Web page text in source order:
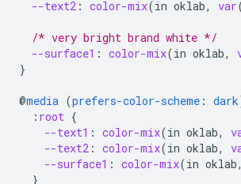
--text2 : color-mix(in oklab, var
/* very bright brand white */
--surface1 : color-mix(in oklab,
}
@media (prefers-color-scheme : dark
: root {
--text1 : color-mix(in oklab,
--text2 : color-mix(in oklab,
--surface1 : color-mix(in oklab,
}